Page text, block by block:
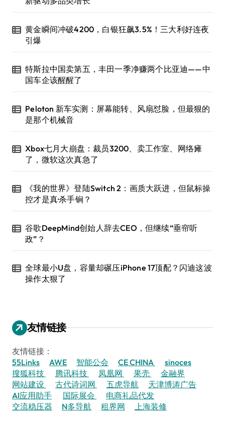
黄金瞬间冲破4200，白银狂飙3.5%！三大利好连夜
引爆
特斯拉中国卖第五，丰田一季净赚两个比亚迪——中
国车企该醒醒了
Peloton 新车实测：屏幕能转、风扇怼脸，但最狠的
是那个机械音
Xbox七月大崩盘：裁员3200、卖工作室、网络瘫
了，微软这次真急了
《我的世界》登陆Switch 2：画质大跃进，但鼠标操
控才是真·杀手锏？
谷歌DeepMind创始人辞去CEO，但继续“垂帘听
政”？
全球最小U盘，容量却碾压iPhone 17顶配？闪迪这波
操作太狠了
友情链接
友情链接：
55Links
AWE 智能公会 CE CHINA
sinoces
搜狐科技
腾讯科技 凤凰网 果壳
金融界
网站建设
古代诗词网 五虎导航
天津博涛广告
AI应用助手
国际展会
电商礼品代发
交流稳压器
N多导航 租界网 上海装修